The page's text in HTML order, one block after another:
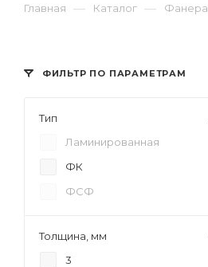
Главная — Каталог — Фанера
ФИЛЬТР ПО ПАРАМЕТРАМ
Тип
Ламинированная
ФК
ФСФ
Толщина, мм
3